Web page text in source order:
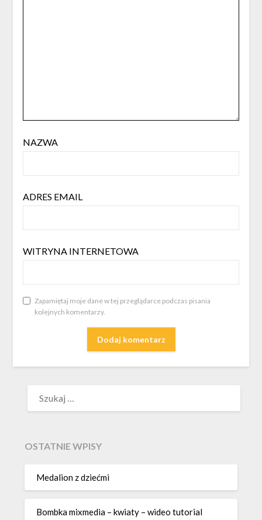
NAZWA
ADRES EMAIL
WITRYNA INTERNETOWA
Zapamiętaj moje dane w tej przeglądarce podczas pisania
kolejnych komentarzy.
OSTATNIE WPISY
Medalion z dziećmi
Bombka mixmedia – kwiaty – wideo tutorial